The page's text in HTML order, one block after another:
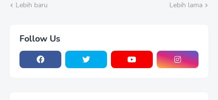
Lebih baru Lebih lama
Follow Us